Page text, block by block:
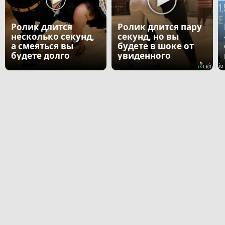
Ролик длится
несколько секунд,
а смеяться вы
будете долго
Ролик длится пару
секунд, но вы
будете в шоке от
увиденного